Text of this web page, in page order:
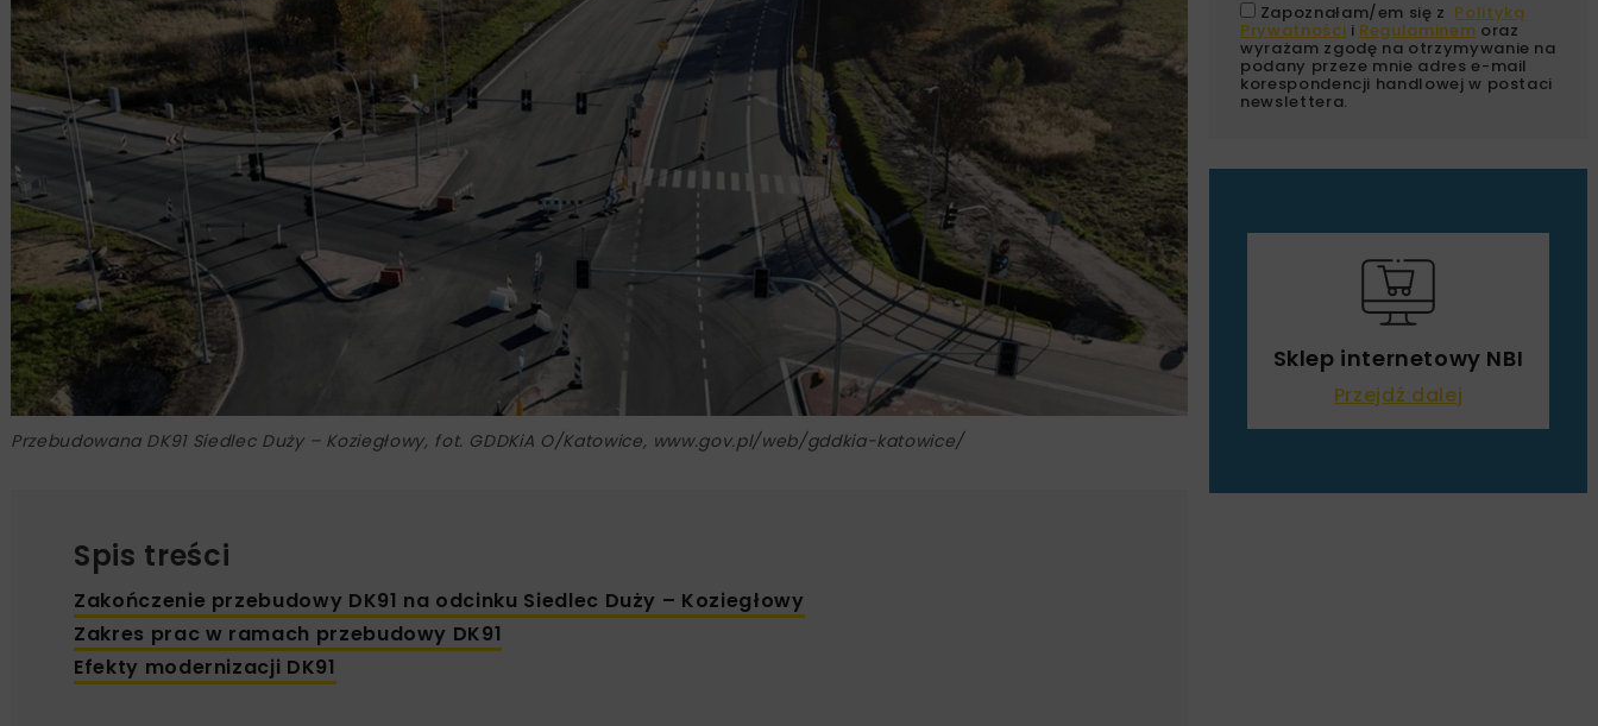
Przebudowana DK91 Siedlec Duży – Koziegłowy, fot. GDDKiA O/Katowice, www.gov.pl/web/gddkia-katowice/
Spis treści
Zakończenie przebudowy DK91 na odcinku Siedlec Duży – Koziegłowy
Zakres prac w ramach przebudowy DK91
Efekty modernizacji DK91
Zapoznałam/em się z Polityką
Prywatności i Regulaminem oraz
wyrażam zgodę na otrzymywanie na
podany przeze mnie adres e-mail
korespondencji handlowej w postaci
newslettera.
Sklep internetowy NBI
Przejdź dalej